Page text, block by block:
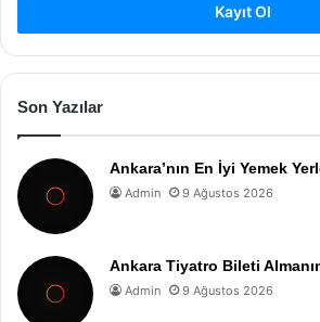
Kayıt Ol
Son Yazılar
Ankara’nın En İyi Yemek
Admin 9 Ağustos 2026
Ankara Tiyatro Bileti
Admin 9 Ağustos 2026